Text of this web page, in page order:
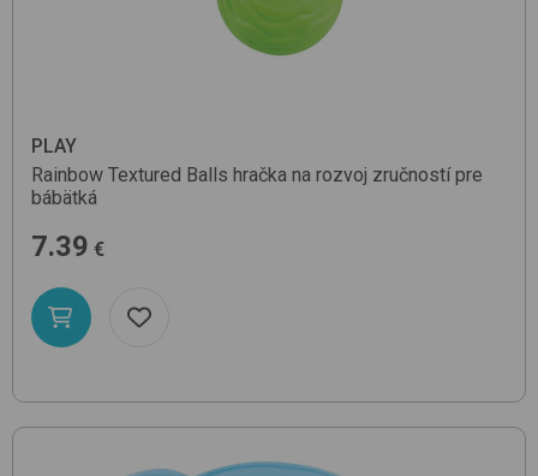
PLAY
Rainbow Textured Balls hračka na rozvoj zručností pre
bábätká
7.39 €